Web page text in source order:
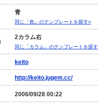
青
同じ「色」のテンプレートを探す»
2カラム右
同じ「カラム」のテンプレートを探
keito
http://keito.jugem.cc/
2006/09/28 00:22